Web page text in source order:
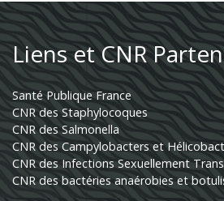
Liens et CNR
Santé Publique France
CNR des Staphylocoques
CNR des Salmonella
CNR des Campylobacters et
CNR des Infections Sexuellement
CNR des bactéries anaérobies et